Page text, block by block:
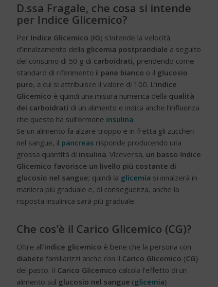
D.ssa Fragale, che cosa si intende
per Indice Glicemico?
Per Indice Glicemico (IG) s’intende la velocità
d’innalzamento della glicemia postprandiale a seguito
del consumo di 50 g di carboidrati, prendendo come
standard di riferimento il pane bianco o il glucosio
puro, a cui si attribuisce il valore di 100. L’indice
Glicemico è quindi una misura numerica della qualità
dei carboidrati di un alimento e indica anche l’influenza
che questo ha sull’ormone insulina.
Se un alimento fa alzare troppo e in fretta gli zuccheri
nel sangue, il pancreas risponde producendo una
grossa quantità di insulina. Viceversa, un basso Indice
Glicemico favorisce un livello più costante di
glucosio nel sangue; quindi la glicemia si innalzerà in
maniera più graduale e, di conseguenza, anche la
risposta insulinica sarà più graduale.
Che cos’è il Carico Glicemico (CG)?
Oltre all’indice glicemico è bene che la persona con
diabete familiarizzi anche con il Carico Glicemico (CG)
del pasto. Il Carico Glicemico calcola l’effetto di un
alimento sul glucosio nel sangue (glicemia)